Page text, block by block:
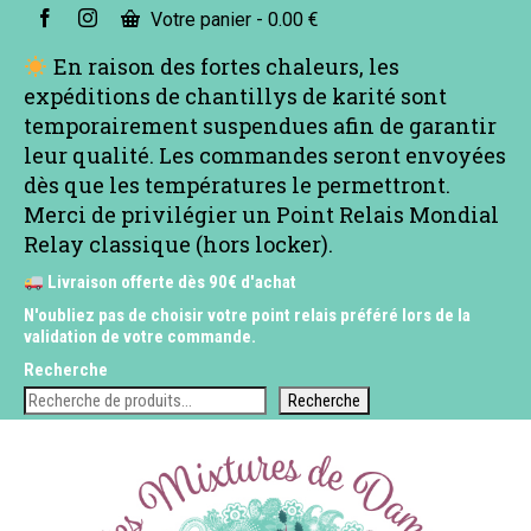
Votre panier - 0.00 €
En raison des fortes chaleurs, les
expéditions de chantillys de karité sont
temporairement suspendues afin de garantir
leur qualité. Les commandes seront envoyées
dès que les températures le permettront.
Merci de privilégier un Point Relais Mondial
Relay classique (hors locker).
Livraison offerte dès 90€ d'achat
N'oubliez pas de choisir votre point relais préféré lors de la
validation de votre commande.
Recherche
Recherche